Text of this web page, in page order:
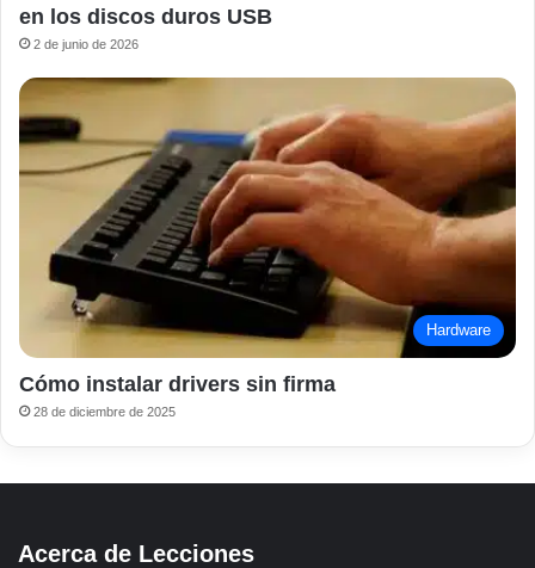
en los discos duros USB
2 de junio de 2026
Hardware
Cómo instalar drivers sin firma
28 de diciembre de 2025
Acerca de Lecciones